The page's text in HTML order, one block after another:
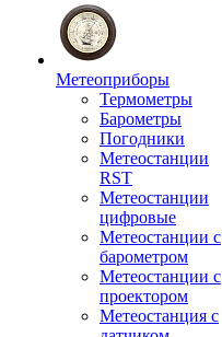
Метеоприборы
Термометры
Барометры
Погодники
Метеостанции
RST
Метеостанции
цифровые
Метеостанции с
барометром
Метеостанции с
проектором
Метеостанция с